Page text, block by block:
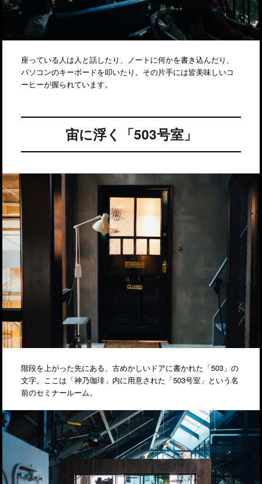
座っている人は人と話したり、ノートに何かを書き込んだり、
パソコンのキーボードを叩いたり。その片手には皆美味しいコ
ーヒーが握られています。
宙に浮く「503号室」
階段を上がった先にある、古めかしいドアに書かれた「503」の
文字。ここは「神乃珈琲」内に用意された「503号室」という名
前のセミナールーム。